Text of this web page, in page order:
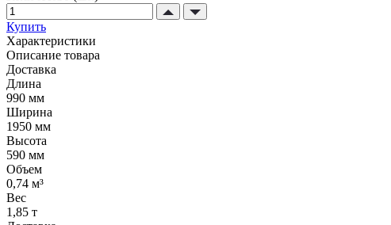
Купить
Характеристики
Описание товара
Доставка
Длина
990 мм
Ширина
1950 мм
Высота
590 мм
Объем
0,74 м³
Вес
1,85 т